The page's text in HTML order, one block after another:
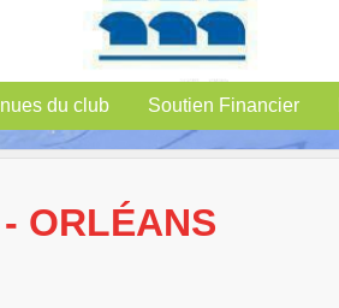
du club Soutien Financier
ORLÉANS